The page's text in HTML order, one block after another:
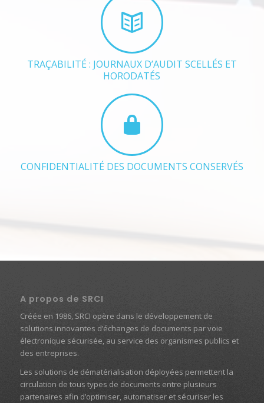
TRAÇABILITÉ : JOURNAUX D’AUDIT SCELLÉS ET
HORODATÉS
CONFIDENTIALITÉ DES DOCUMENTS CONSERVÉS
A propos de SRCI
Créée en 1986, SRCI opère dans le développement de
solutions innovantes d’échanges de documents par voie
électronique sécurisée, au service des organismes publics et
des entreprises.
Les solutions de dématérialisation déployées permettent la
circulation de tous types de documents entre plusieurs
partenaires afin d’optimiser, automatiser et sécuriser les